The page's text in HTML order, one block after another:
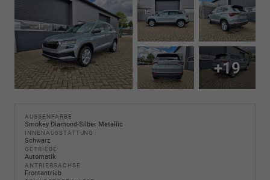
+19
AUSSENFARBE
Smokey Diamond-Silber Metallic
INNENAUSSTATTUNG
Schwarz
GETRIEBE
Automatik
ANTRIEBSACHSE
Frontantrieb